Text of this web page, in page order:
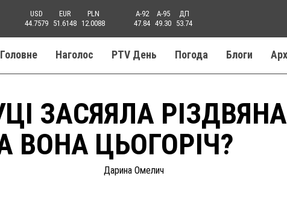
USD
44.7579
EUR
51.6148
PLN
12.0088
A-92
47.84
A-95
49.30
ДП
53.74
Наголос PTV День Погода Блоги
ЗАСЯЯЛА РІЗДВЯНА
ВОНА ЦЬОГОРІЧ?
Дарина Омелич